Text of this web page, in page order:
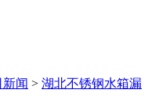
闻 > 湖北不锈钢水箱漏